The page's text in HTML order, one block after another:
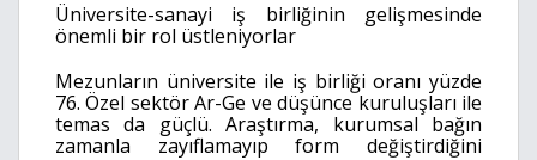
Üniversite-sanayi iş birliğinin gelişmesinde
önemli bir rol üstleniyorlar
Mezunların üniversite ile iş birliği oranı yüzde
76. Özel sektör Ar-Ge ve düşünce kuruluşları ile
temas da güçlü. Araştırma, kurumsal bağın
zamanla zayıflamayıp form değiştirdiğini